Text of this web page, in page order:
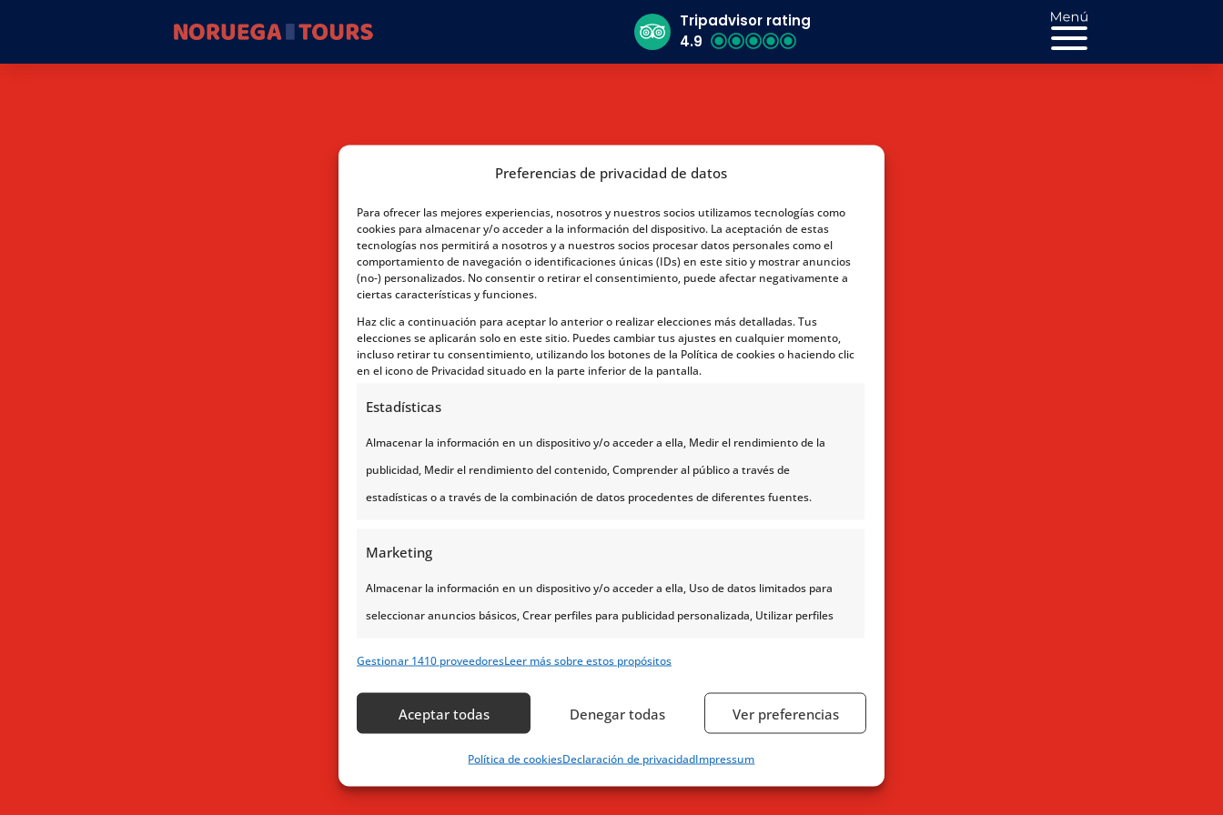
Preferencias de privacidad de datos
Para ofrecer las mejores experiencias, nosotros y nuestros socios utilizamos tecnologías como
cookies para almacenar y/o acceder a la información del dispositivo. La aceptación de estas
tecnologías nos permitirá a nosotros y a nuestros socios procesar datos personales como el
comportamiento de navegación o identificaciones únicas (IDs) en este sitio y mostrar anuncios
(no-) personalizados. No consentir o retirar el consentimiento, puede afectar negativamente a
ciertas características y funciones.
Haz clic a continuación para aceptar lo anterior o realizar elecciones más detalladas. Tus
elecciones se aplicarán solo en este sitio. Puedes cambiar tus ajustes en cualquier momento,
incluso retirar tu consentimiento, utilizando los botones de la Política de cookies o haciendo clic
en el icono de Privacidad situado en la parte inferior de la pantalla.
Estadísticas
Almacenar la información en un dispositivo y/o acceder a ella, Medir el rendimiento de la
publicidad, Medir el rendimiento del contenido, Comprender al público a través de
estadísticas o a través de la combinación de datos procedentes de diferentes fuentes.
Marketing
Almacenar la información en un dispositivo y/o acceder a ella, Uso de datos limitados para
seleccionar anuncios básicos, Crear perfiles para publicidad personalizada, Utilizar perfiles
Uso de perfiles para la selección de contenido personalizado, Desarrollo y mejora de los
servicios, Uso de datos limitados con el objetivo de seleccionar el contenido.
Cotejo y combinación de datos procedentes de otras fuentes de información,
Gestionar 1410 proveedoresLeer más sobre estos propósitos
Aceptar todas Denegar todas Ver preferencias
Política de cookiesDeclaración de privacidadImpressum
Tripadvisor rating
4.9
Testeando divimenus